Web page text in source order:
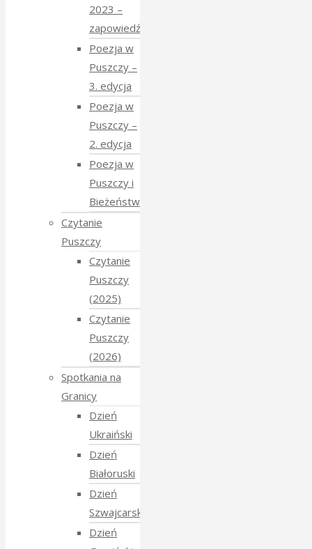
2023 –
zapowiedź
Poezja w
Puszczy –
3. edycja
Poezja w
Puszczy –
2. edycja
Poezja w
Puszczy i
Bieżeństwo
Czytanie
Puszczy
Czytanie
Puszczy
(2025)
Czytanie
Puszczy
(2026)
Spotkania na
Granicy
Dzień
Ukraiński
Dzień
Białoruski
Dzień
Szwajcarski
Dzień